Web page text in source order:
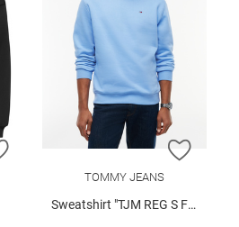
ZUR WUNSCHLISTE HINZUFÜGEN
ZUR
TOMMY JEANS
Sweatshirt "TJM REG S FLAG CREW EXT"